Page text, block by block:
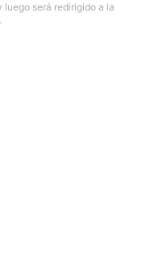
será redirigido a la